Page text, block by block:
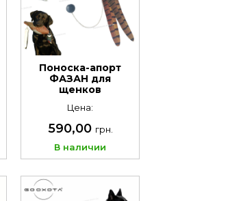
Поноска-апорт
ФАЗАН для
щенков
Цена:
590,00 грн.
В наличии